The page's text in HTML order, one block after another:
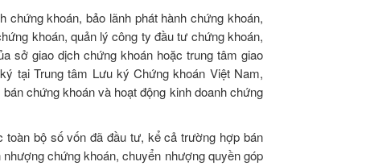
khoán, bảo lãnh phát hành chứng khoán,
khoán, quản lý công ty đầu tư chứng khoán,
sở giao dịch chứng khoán hoặc trung tâm giao
tại Trung tâm Lưu ký Chứng khoán Việt Nam,
chứng khoán và hoạt động kinh doanh chứng
bộ số vốn đã đầu tư, kể cả trường hợp bán
chứng khoán, chuyển nhượng quyền góp